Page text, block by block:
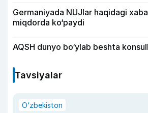
Germaniyada NUJlar haqidagi
miqdorda ko‘paydi
AQSH dunyo bo‘ylab beshta
Tavsiyalar
O‘zbekiston